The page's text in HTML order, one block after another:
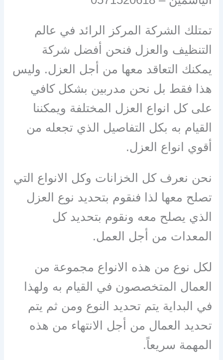
تمتلك الشركة المركز الرائد في عالم
التنظيف والعزل فنحن أفضل شركة
يمكنك التعاقد معها من أجل العزل. وليس
هذا فقط بل نحن مدربين بشكل كافي
على كل انواع العزل المختلفة ويمكننا
القيام به بكل التفاصيل الذي تجعله من
أقوي انواع العزل.
نحن نعرف كل الخزانات وكل الانواع التي
تصلح معها لذا فنقوم بتحديد نوع العزل
الذي يصلح معه ونقوم بتحديد كل
المعدات من أجل العمل.
لكل نوع من هذه الانواع مجموعة من
العمال المتخصصون في القيام به ولهذا
في البداية يتم تحديد النوع ومن ثم يتم
تحديد العمال من أجل الانتهاء من هذه
المهمة سريعاً.